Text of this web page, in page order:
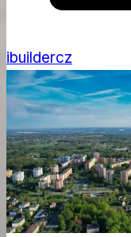
ibuildercz